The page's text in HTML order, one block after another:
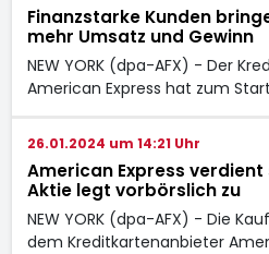
Finanzstarke Kunden
mehr Umsatz und Gewinn
NEW YORK (dpa-AFX) - Der
American Express hat zum
26.01.2024 um 14:21 Uhr
American Express
Aktie legt vorbörslich zu
NEW YORK (dpa-AFX) - Die
dem Kreditkartenanbieter